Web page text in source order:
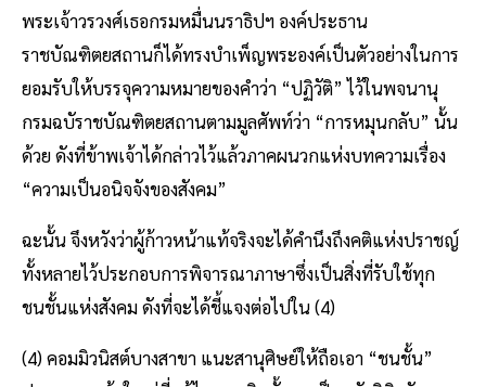
พระเจ้าวรวงศ์เธอกรมหมื่นนราธิปฯ องค์ประธาน
ราชบัณฑิตยสถานก็ได้ทรงบำเพ็ญพระองค์เป็นตัวอย่างในการ
ยอมรับให้บรรจุความหมายของคำว่า “ปฏิวัติ” ไว้ในพจนานุ
กรมฉบัราชบัณฑิตยสถานตามมูลศัพท์ว่า “การหมุนกลับ” นั้น
ด้วย ดังที่ข้าพเจ้าได้กล่าวไว้แล้วภาคผนวกแห่งบทความเรื่อง
“ความเป็นอนิจจังของสังคม”
ฉะนั้น จึงหวังว่าผู้ก้าวหน้าแท้จริงจะได้คำนึงถึงคติแห่งปราชญ์
ทั้งหลายไว้ประกอบการพิจารณาภาษาซึ่งเป็นสิ่งที่รับใช้ทุก
ชนชั้นแห่งสังคม ดังที่จะได้ชี้แจงต่อไปใน (4)
(4) คอมมิวนิสต์บางสาขา แนะสานุศิษย์ให้ถือเอา “ชนชั้น”